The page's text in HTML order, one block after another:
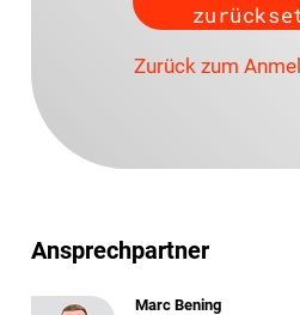
Zurück zum
Ansprechpartner
Marc Bening